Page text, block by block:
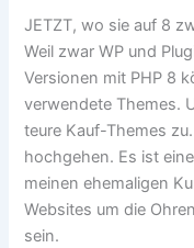
JETZT, wo sie auf 8
Weil zwar WP und
Versionen mit PHP 8
verwendete Themes.
teure Kauf-Themes
hochgehen. Es ist
meinen ehemaligen
Websites um die
sein.